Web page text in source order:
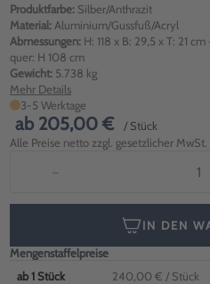
Produktfarbe: Silber/Anthrazit
Material: Aluminium/Gussfuß/Acryl
Abmessungen: H: 118 x B: 29,5 x T: 21
quer: H 108 cm
Gewicht: 5.738 kg
Mehr Details
3-5 Werktage
ab 205,00 €
/ Stück
Alle Preise netto zzgl. gesetzlicher MwSt.
−
IN DEN
Mengenstaffelpreise
ab1 Stück 240,00 € / Stück